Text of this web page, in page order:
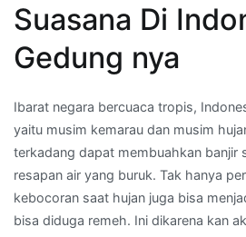
Suasana Di
Gedung nya
Ibarat negara bercuaca tropis,
yaitu musim kemarau dan musim
terkadang dapat membuahkan banjir
resapan air yang buruk. Tak hanya
kebocoran saat hujan juga bisa
bisa diduga remeh. Ini dikarena kan